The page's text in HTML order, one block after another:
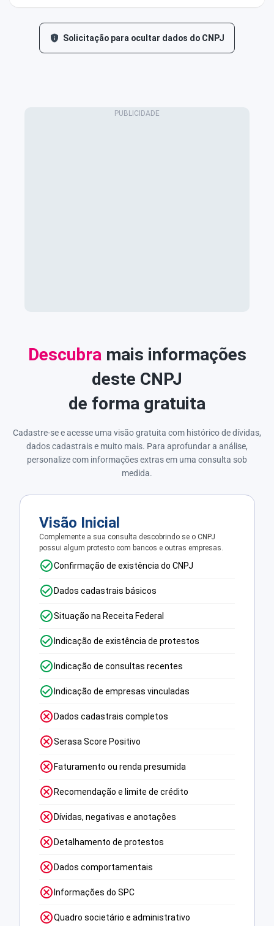
Solicitação para ocultar dados do CNPJ
Descubra mais informações
deste CNPJ
de forma gratuita
Cadastre-se e acesse uma visão gratuita com histórico de dívidas,
dados cadastrais e muito mais. Para aprofundar a análise,
personalize com informações extras em uma consulta sob
medida.
Visão Inicial
Complemente a sua consulta descobrindo se o CNPJ
possui algum protesto com bancos e outras empresas.
Confirmação de existência do CNPJ
Dados cadastrais básicos
Situação na Receita Federal
Indicação de existência de protestos
Indicação de consultas recentes
Indicação de empresas vinculadas
Dados cadastrais completos
Serasa Score Positivo
Faturamento ou renda presumida
Recomendação e limite de crédito
Dívidas, negativas e anotações
Detalhamento de protestos
Dados comportamentais
Informações do SPC
Quadro societário e administrativo